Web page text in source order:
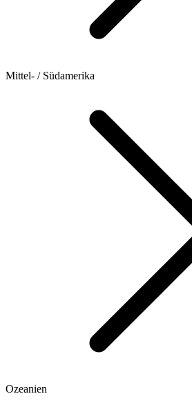
Mittel- / Südamerika
Ozeanien